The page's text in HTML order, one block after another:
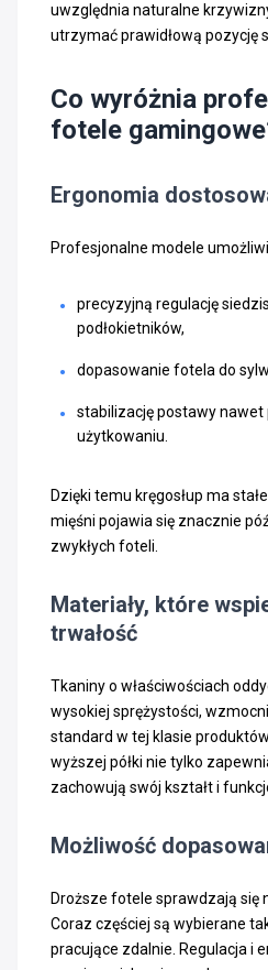
uwzględnia naturalne
utrzymać prawidłową pozycję
Co wyróżnia
fotele
Ergonomia
Profesjonalne modele
precyzyjną regulację
podłokietników,
dopasowanie fotela do
stabilizację postawy nawet
użytkowaniu.
Dzięki temu kręgosłup ma
mięśni pojawia się znacznie
zwykłych foteli.
Materiały, które
trwałość
Tkaniny o właściwościach
wysokiej sprężystości,
standard w tej klasie
wyższej półki nie tylko
zachowują swój kształt i
Możliwość
Droższe fotele sprawdzają się
Coraz częściej są wybierane
pracujące zdalnie. Regulacja i